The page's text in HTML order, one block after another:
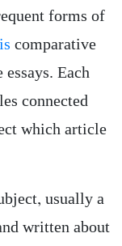
forms of
comparative
Each
connected
which article
usually a
written about